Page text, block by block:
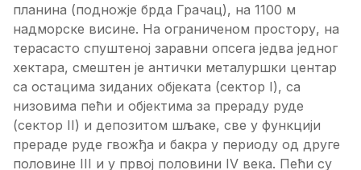
планина (подножје брда Грачац), на 1100 м
надморске висине. На ограниченом простору, на
терасасто спуштеној заравни опсега једва једног
хектара, смештен је антички металуршки центар
са остацима зиданих објеката (сектор I), са
низовима пећи и објектима за прераду руде
(сектор II) и депозитом шљаке, све у функцији
прераде руде гвожђа и бакра у периоду од друге
половине III и у првој половини IV века. Пећи су